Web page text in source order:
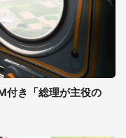
付き「総理が主役の